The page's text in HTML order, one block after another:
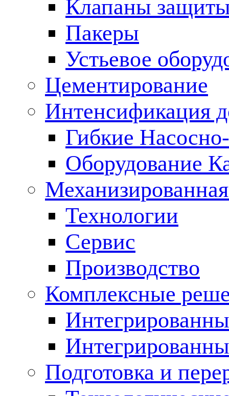
Клапаны
Пакеры
Устьевое
Цементирование
Интенсификация
Гибкие
Оборудование
Технологии
Сервис
Производство
Комплексные
Подготовка и